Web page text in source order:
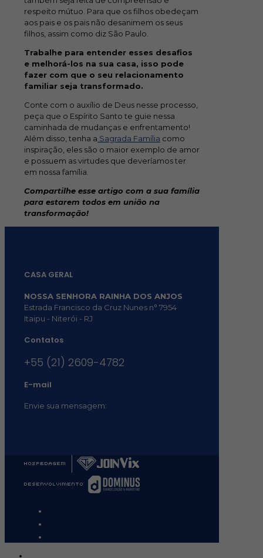
respeito mútuo. Para que os filhos obedeçam
aos pais e os pais não desanimem os seus
filhos, assim como diz São Paulo.
Trabalhe para entender esses desafios
e melhorá-los na sua casa, isso pode
fazer com que o seu relacionamento
familiar seja transformado.
Conte com o auxílio de Deus nesse processo,
peça que o Espírito Santo te guie nessa
caminhada de mudanças e enfrentamento!
Além disso, tenha a Sagrada Família como
inspiração, eles são o maior exemplo de amor
e possuem as virtudes que deveríamos ter
em nossa família.
Compartilhe esse artigo com a sua família
para estarem todos em união na
transformação!
CASA GERAL
NOSSA SENHORA RAINHA DOS ANJOS
Estrada Francisco da Cruz Nunes n° 7954
Itaipu - Niterói - RJ
Contatos
+55 (21) 2609-4782
E-mail
Envie sua mensagem: